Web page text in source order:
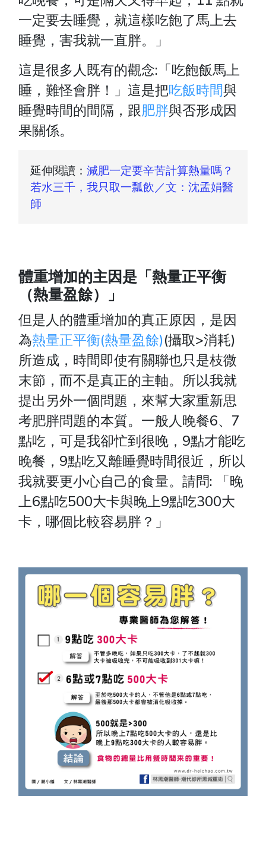
一定要去睡覺，就這樣吃飽了馬上去
睡覺，害我就一直胖。」
這是很多人既有的觀念:「吃飽飯馬上
睡，難怪會胖！」這是把吃飯時間與
睡覺時間的間隔，跟肥胖與否形成因
果關係。
延伸閱讀：減肥一定要辛苦計算熱量嗎？
若水三千，我只取一瓢飲／文：沈孟娟醫
師
體重增加的主因是「熱量正平衡
（熱量盈餘）」
但是人的體重增加的真正原因，是因
為熱量正平衡(熱量盈餘)(攝取>消耗)
所造成，時間即使有關聯也只是枝微
末節，而不是真正的主軸。所以我就
提出另外一個問題，來幫大家重新思
考肥胖問題的本質。一般人晚餐6、7
點吃，可是我卻忙到很晚，9點才能吃
晚餐，9點吃又離睡覺時間很近，所以
我就要更小心自己的食量。請問: 「晚
上6點吃500大卡與晚上9點吃300大
卡，哪個比較容易胖？」